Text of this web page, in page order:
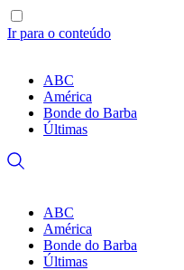
Ir para o conteúdo
ABC
América
Bonde do Barba
Últimas
ABC
América
Bonde do Barba
Últimas